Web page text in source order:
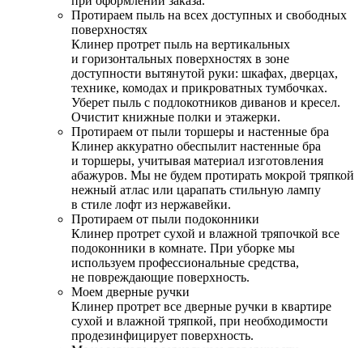
Протираем пыль на всех доступных и свободных
поверхностях
Клинер протрет пыль на вертикальных
и горизонтальных поверхностях в зоне
доступности вытянутой руки: шкафах, дверцах,
технике, комодах и прикроватных тумбочках.
Уберет пыль с подлокотников диванов и кресел.
Очистит книжные полки и этажерки.
Протираем от пыли торшеры и настенные бра
Клинер аккуратно обеспылит настенные бра
и торшеры, учитывая материал изготовления
абажуров. Мы не будем протирать мокрой тряпкой
нежный атлас или царапать стильную лампу
в стиле лофт из нержавейки.
Протираем от пыли подоконники
Клинер протрет сухой и влажной тряпочкой все
подоконники в комнате. При уборке мы
используем профессиональные средства,
не повреждающие поверхность.
Моем дверные ручки
Клинер протрет все дверные ручки в квартире
сухой и влажной тряпкой, при необходимости
продезинфицирует поверхность.